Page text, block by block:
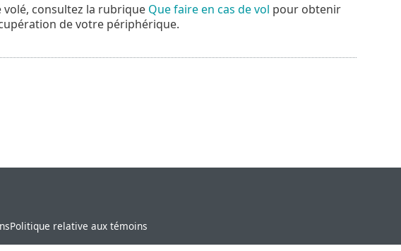
consultez la rubrique Que faire en cas de vol pour obtenir
de votre périphérique.
Politique relative aux témoins